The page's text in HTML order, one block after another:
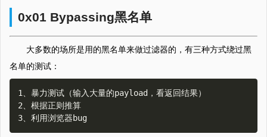
0x01 Bypassing黑名单
大多数的场所是用的黑名单来做过滤器的，有三种方式绕过黑
名单的测试：
1、暴力测试（输入大量的payload，看返回结果）
2、根据正则推算